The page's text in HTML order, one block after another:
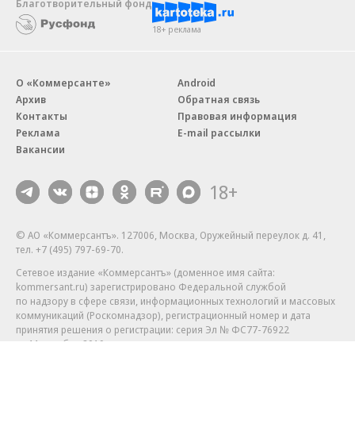
Благотворительный фонд
18+ реклама
О «Коммерсанте»
Архив
Контакты
Реклама
Вакансии
Android
Обратная связь
Правовая информация
E-mail рассылки
18+
© АО «Коммерсантъ». 127006, Москва, Оружейный переулок д. 41,
тел. +7 (495) 797-69-70.
Сетевое издание «Коммерсантъ» (доменное имя сайта:
kommersant.ru) зарегистрировано Федеральной службой
по надзору в сфере связи, информационных технологий и массовых
коммуникаций (Роскомнадзор), регистрационный номер и дата
принятия решения о регистрации: серия Эл № ФС77-76922
от 11 октября 2019 г.